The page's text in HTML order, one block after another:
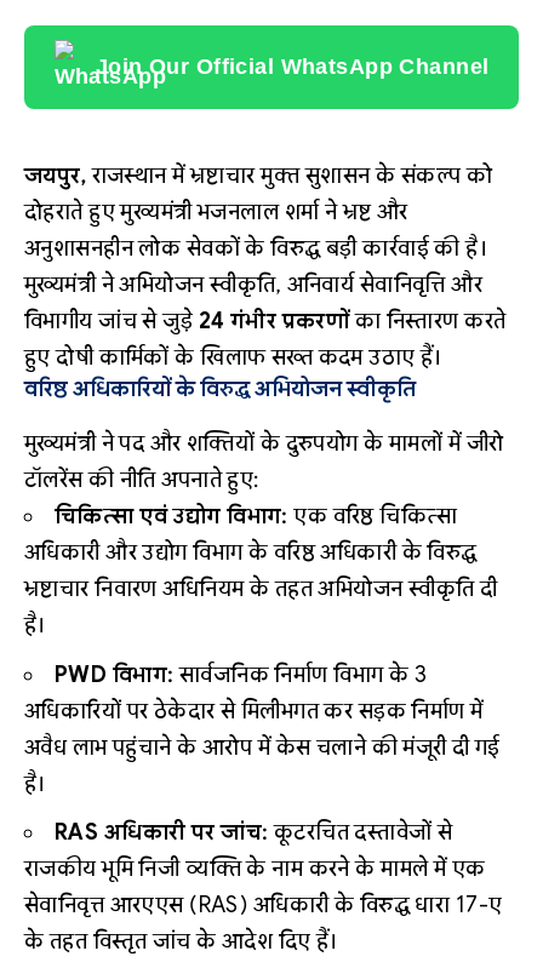
Join Our Official WhatsApp Channel
जयपुर,राजस्थान में भ्रष्टाचार मुक्त सुशासन के संकल्प को
दोहराते हुए मुख्यमंत्री भजनलाल शर्मा ने भ्रष्ट और
अनुशासनहीन लोक सेवकों के विरुद्ध बड़ी कार्रवाई की है।
मुख्यमंत्री ने अभियोजन स्वीकृति, अनिवार्य सेवानिवृत्ति और
विभागीय जांच से जुड़े 24 गंभीर प्रकरणोंका निस्तारण करते
हुए दोषी कार्मिकों के खिलाफ सख्त कदम उठाए हैं।
वरिष्ठ अधिकारियों के विरुद्ध अभियोजन स्वीकृति
मुख्यमंत्री ने पद और शक्तियों के दुरुपयोग के मामलों में जीरो
टॉलरेंस की नीति अपनाते हुए:
चिकित्सा एवं उद्योग विभाग: एक वरिष्ठ चिकित्सा
अधिकारी और उद्योग विभाग के वरिष्ठ अधिकारी के विरुद्ध
भ्रष्टाचार निवारण अधिनियम के तहत अभियोजन स्वीकृति दी
है।
PWD विभाग: सार्वजनिक निर्माण विभाग के 3
अधिकारियों पर ठेकेदार से मिलीभगत कर सड़क निर्माण में
अवैध लाभ पहुंचाने के आरोप में केस चलाने की मंजूरी दी गई
है।
RAS अधिकारी पर जांच: कूटरचित दस्तावेजों से
राजकीय भूमि निजी व्यक्ति के नाम करने के मामले में एक
सेवानिवृत्त आरएएस (RAS) अधिकारी के विरुद्ध धारा 17-ए
के तहत विस्तृत जांच के आदेश दिए हैं।